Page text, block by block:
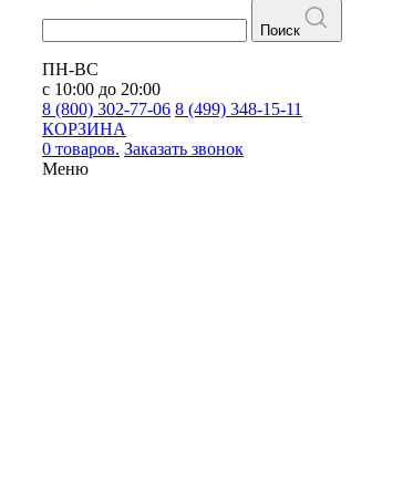
Поиск
ПН-ВС
с 10:00 до 20:00
8 (800) 302-77-06 8 (499) 348-15-11
КОРЗИНА
0 товаров. Заказать звонок
Меню